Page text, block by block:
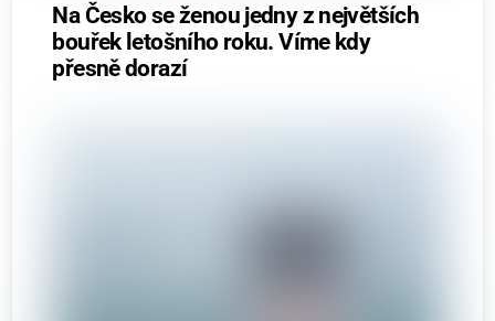
Na Česko se ženou jedny z největších
bouřek letošního roku. Víme kdy
přesně dorazí